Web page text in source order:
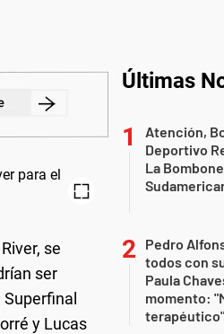
se
ser
y Lucas
Últimas
Atención,
Deportivo
La
Pedro
todos con
Paula
momento:
terapéutico"